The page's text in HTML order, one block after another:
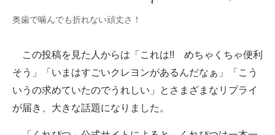
奥歯で噛んでも折れない頑丈さ！
この投稿を見た人からは「これは!! めちゃくちゃ便利
そう」「いまはすごいクレヨンがあるんだなぁ」「こう
いうの求めていたのでうれしい」とさまざまなリプライ
が届き、大きな話題になりました。